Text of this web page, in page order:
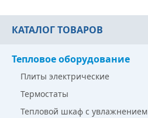
КАТАЛОГ ТОВАРОВ
Тепловое оборудование
Плиты электрические
Термостаты
Тепловой шкаф с увлажнением